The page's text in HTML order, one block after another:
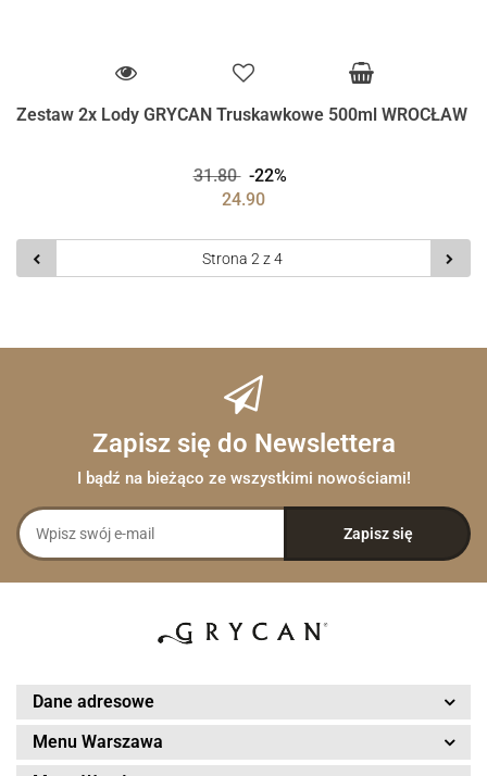
Zestaw 2x Lody GRYCAN Truskawkowe 500ml WROCŁAW
31.80
-22%
24.90
Zapisz się do Newslettera
I bądź na bieżąco ze wszystkimi nowościami!
Dane adresowe
Menu Warszawa